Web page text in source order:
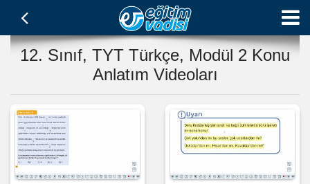
12. Sınıf, TYT Türkçe, Modül 2 Konu
Anlatım Videoları